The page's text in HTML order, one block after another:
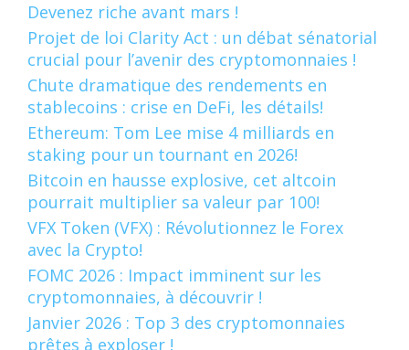
Devenez riche avant mars !
Projet de loi Clarity Act : un débat sénatorial
crucial pour l’avenir des cryptomonnaies !
Chute dramatique des rendements en
stablecoins : crise en DeFi, les détails!
Ethereum: Tom Lee mise 4 milliards en
staking pour un tournant en 2026!
Bitcoin en hausse explosive, cet altcoin
pourrait multiplier sa valeur par 100!
VFX Token (VFX) : Révolutionnez le Forex
avec la Crypto!
FOMC 2026 : Impact imminent sur les
cryptomonnaies, à découvrir !
Janvier 2026 : Top 3 des cryptomonnaies
prêtes à exploser !